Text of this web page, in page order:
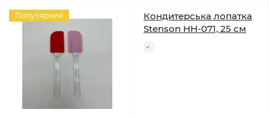
Популярний
Кондитерська лопатка
Stenson HH-071, 25 см